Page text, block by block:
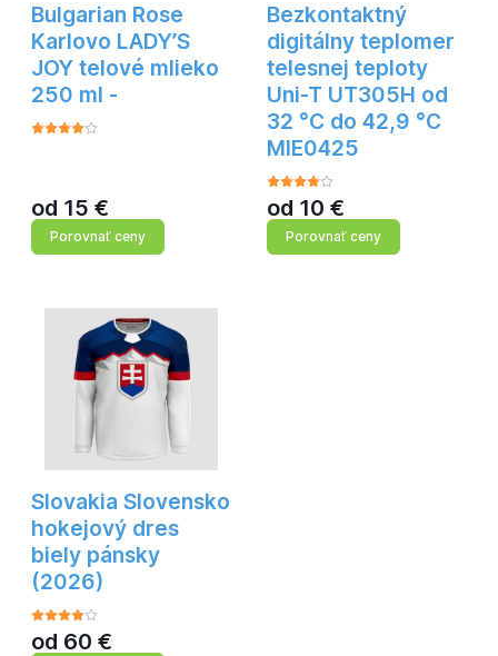
Bulgarian Rose
Karlovo LADY’S
JOY telové mlieko
250 ml -
od 15 €
Porovnať ceny
Bezkontaktný
digitálny teplomer
telesnej teploty
Uni-T UT305H od
32 °C do 42,9 °C
MIE0425
od 10 €
Porovnať ceny
Slovakia Slovensko
hokejový dres
biely pánsky
(2026)
od 60 €